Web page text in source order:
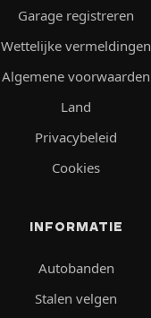
Garage registreren
Wettelijke vermeldingen
Algemene voorwaarden
Land
Privacybeleid
Cookies
INFORMATIE
Autobanden
Stalen velgen